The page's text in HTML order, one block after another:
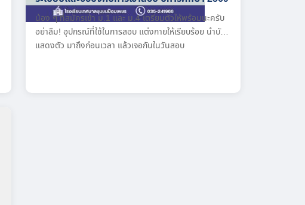
น้อง ๆ ที่สมัครเข้า ม.1 และ ม.4 เตรียมตัวให้พร้อมนะครับ
อย่าลืม! อุปกรณ์ที่ใช้ในการสอบ แต่งกายให้เรียบร้อย นำบัตร
แสดงตัว มาถึงก่อนเวลา แล้วเจอกันในวันสอบ